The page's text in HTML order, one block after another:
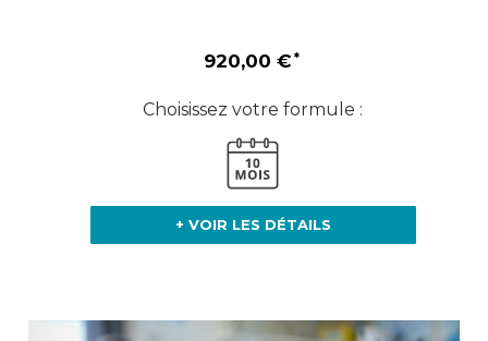
920,00 €
Choisissez votre formule :
+ VOIR LES DÉTAILS